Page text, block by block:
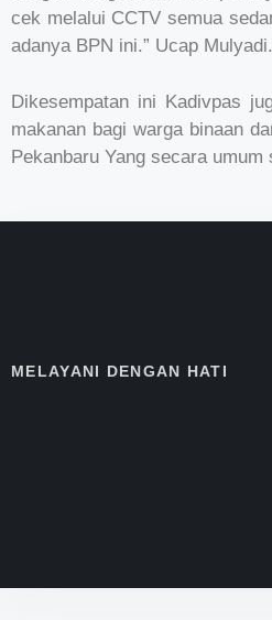
cek melalui CCTV semua
adanya BPN ini.” Ucap Mulyadi.
Dikesempatan ini Kadivpas
makanan bagi warga binaan
Pekanbaru Yang secara umum
MELAYANI DENGAN HATI